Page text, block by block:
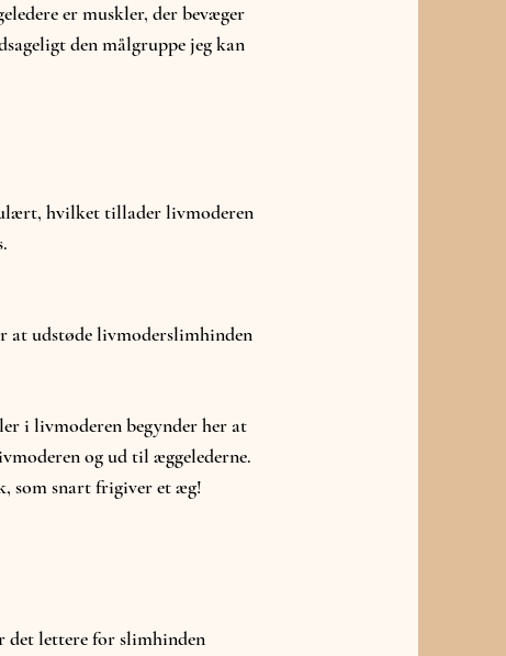
er muskler, der bevæger
den målgruppe jeg kan
hvilket tillader livmoderen
at udstøde livmoderslimhinden
i livmoderen begynder her at
og ud til æggelederne.
som snart frigiver et æg!
det lettere for slimhinden